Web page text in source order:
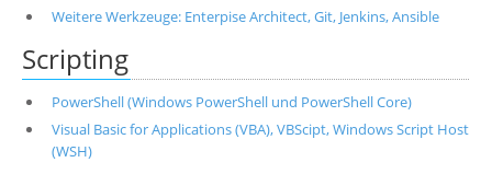
Weitere Werkzeuge: Enterpise Architect, Git, Jenkins, Ansible
Scripting
PowerShell (Windows PowerShell und PowerShell Core)
Visual Basic for Applications (VBA), VBScipt, Windows Script Host
(WSH)